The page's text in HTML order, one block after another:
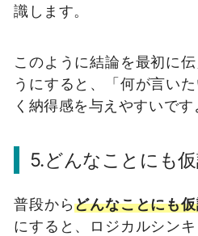
識します。
このように結論を最初に
うにすると、「何が言い
く納得感を与えやすいです
5.どんなことにも
普段からどんなことにも
にすると、ロジカルシン